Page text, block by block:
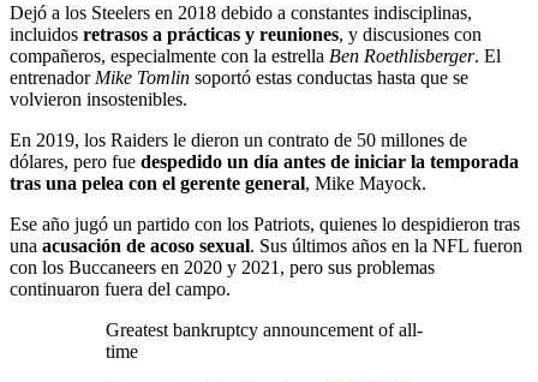
Dejó a los Steelers en 2018 debido a constantes indisciplinas,
incluidos retrasos a prácticas y reuniones, y discusiones con
compañeros, especialmente con la estrella Ben Roethlisberger. El
entrenador Mike Tomlin soportó estas conductas hasta que se
volvieron insostenibles.
En 2019, los Raiders le dieron un contrato de 50 millones de
dólares, pero fue despedido un día antes de iniciar la temporada
tras una pelea con el gerente general, Mike Mayock.
Ese año jugó un partido con los Patriots, quienes lo despidieron tras
una acusación de acoso sexual. Sus últimos años en la NFL fueron
con los Buccaneers en 2020 y 2021, pero sus problemas
continuaron fuera del campo.
Greatest bankruptcy announcement of all-
time